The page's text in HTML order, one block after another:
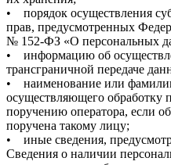
• порядок осуществления
прав, предусмотренных
№ 152-ФЗ «О персональных
• информацию об
трансграничной передаче
• наименование или
осуществляющего обработку
поручению оператора, если
поручена такому лицу;
• иные сведения,
Сведения о наличии